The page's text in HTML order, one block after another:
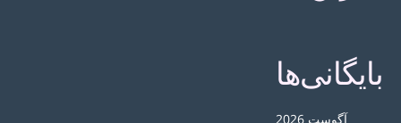
بایگانی‌ها
آگوست 2026